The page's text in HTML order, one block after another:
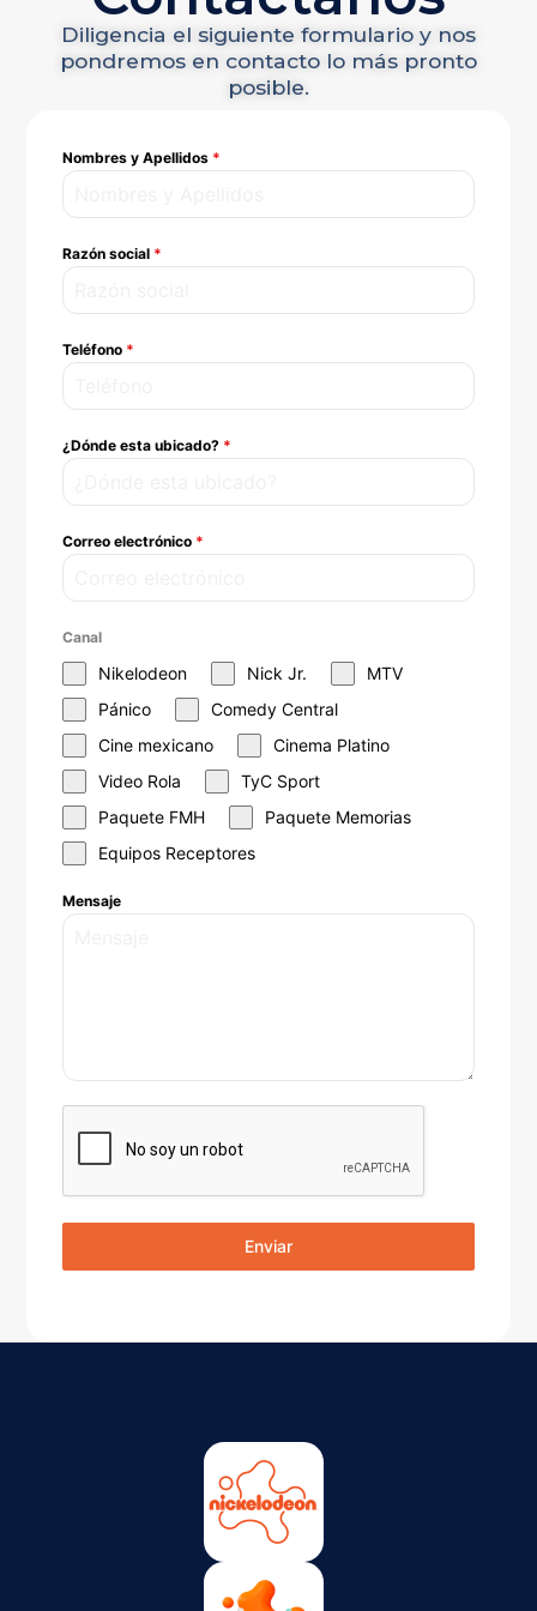
Diligencia el siguiente formulario y nos
pondremos en contacto lo más pronto
posible.
Nombres y Apellidos *
Razón social *
Teléfono *
¿Dónde esta ubicado? *
Correo electrónico *
Canal
Nikelodeon Nick Jr.
MTV
Pánico
Comedy Central
Cine mexicano
Cinema Platino
Video Rola
TyC Sport
Paquete FMH
Paquete Memorias
Equipos Receptores
Mensaje
Enviar